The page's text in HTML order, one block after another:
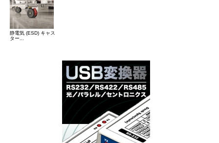
静電気 (ESD) キャス
ター...